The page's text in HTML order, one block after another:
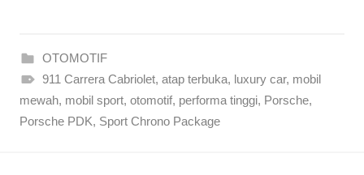
OTOMOTIF
911 Carrera Cabriolet, atap terbuka, luxury car, mobil
mewah, mobil sport, otomotif, performa tinggi, Porsche,
Porsche PDK, Sport Chrono Package